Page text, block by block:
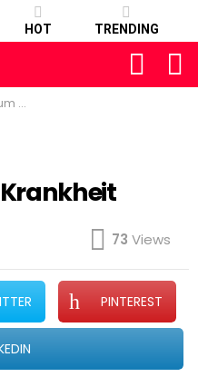
HOT TRENDING
FOLLOW
73 Views
PINTEREST